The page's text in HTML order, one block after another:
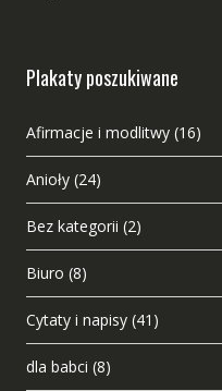
Plakaty poszukiwane
Afirmacje i modlitwy (16)
Anioły (24)
Bez kategorii (2)
Biuro (8)
Cytaty i napisy (41)
dla babci (8)